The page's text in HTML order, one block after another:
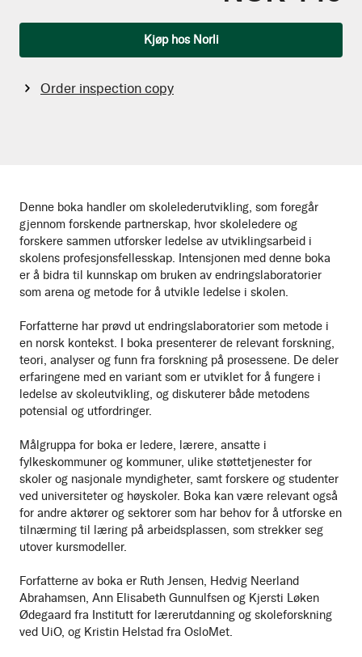
Denne boka handler om skolelederutvikling, som foregår
gjennom forskende partnerskap, hvor skoleledere og
forskere sammen utforsker ledelse av utviklingsarbeid i
skolens profesjonsfellesskap. Intensjonen med denne boka
er å bidra til kunnskap om bruken av endringslaboratorier
som arena og metode for å utvikle ledelse i skolen.
Forfatterne har prøvd ut endringslaboratorier som metode i
en norsk kontekst. I boka presenterer de relevant forskning,
teori, analyser og funn fra forskning på prosessene. De deler
erfaringene med en variant som er utviklet for å fungere i
ledelse av skoleutvikling, og diskuterer både metodens
potensial og utfordringer.
Målgruppa for boka er ledere, lærere, ansatte i
fylkeskommuner og kommuner, ulike støttetjenester for
skoler og nasjonale myndigheter, samt forskere og studenter
ved universiteter og høyskoler. Boka kan være relevant også
for andre aktører og sektorer som har behov for å utforske en
tilnærming til læring på arbeidsplassen, som strekker seg
utover kursmodeller.
Forfatterne av boka er Ruth Jensen, Hedvig Neerland
Abrahamsen, Ann Elisabeth Gunnulfsen og Kjersti Løken
Ødegaard fra Institutt for lærerutdanning og skoleforskning
ved UiO, og Kristin Helstad fra OsloMet.
Kjøp hos Norli
Order inspection copy